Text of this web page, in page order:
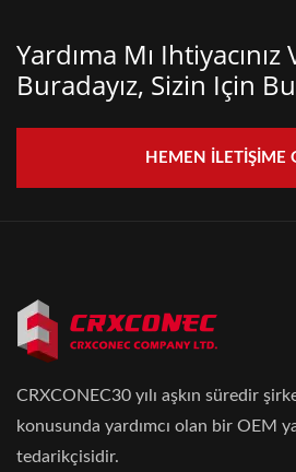
Yardıma Mı Ihtiyacınız
Buradayız, Sizin Için
HEMEN İLETIŞIME
CRXCONEC30 yılı aşkın süredir
konusunda yardımcı olan bir OEM
tedarikçisidir.